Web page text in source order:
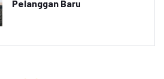
Pelanggan Baru